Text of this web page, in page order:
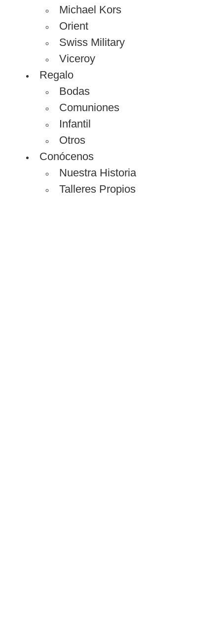
Michael Kors
Orient
Swiss Military
Viceroy
Regalo
Bodas
Comuniones
Infantil
Otros
Conócenos
Nuestra Historia
Talleres Propios